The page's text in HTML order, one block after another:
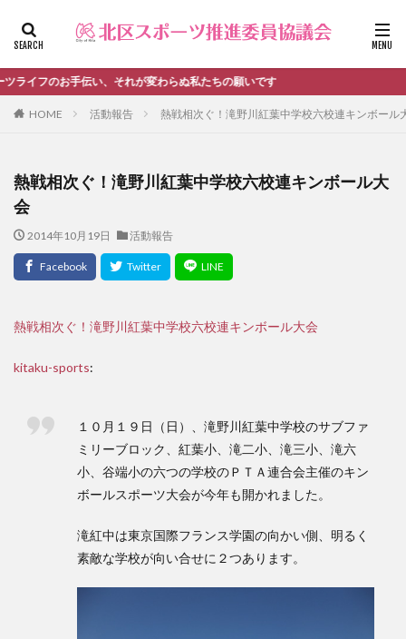
い、それが変わらぬ私たちの願いです
HOME 活動報告 熱戦相次ぐ！滝野川紅葉中学校六校連キンボール
熱戦相次ぐ！滝野川紅葉中学校六校連キンボール大
会
2014年10月19日 活動報告
熱戦相次ぐ！滝野川紅葉中学校六校連キンボール大会
kitaku-sports:
１０月１９日（日）、滝野川紅葉中学校のサブファ
ミリーブロック、紅葉小、滝二小、滝三小、滝六
小、谷端小の六つの学校のＰＴＡ連合会主催のキン
ボールスポーツ大会が今年も開かれました。
滝紅中は東京国際フランス学園の向かい側、明るく
素敵な学校が向い合せに２つあります。
ファッション デザイン 流行
カテゴリー
＃活動報告 kitacup past
schedule
メンバー募集中のチーム
健康ハイキング委員会からのお知らせ
北区スポーツ推進委員
北区のスポーツチーム
講習会のご報告
検索